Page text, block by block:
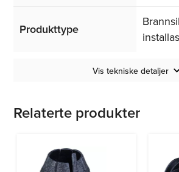
Produkttype
Vis tekniske detaljer
Relaterte produkter